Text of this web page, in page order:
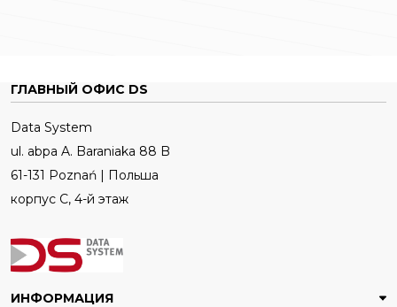
ГЛАВНЫЙ ОФИС DS
Data System
ul. abpa A. Baraniaka 88 B
61-131 Poznań | Польша
корпус C, 4-й этаж
ИНФОРМАЦИЯ